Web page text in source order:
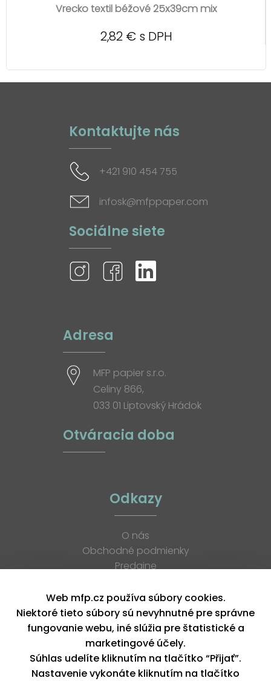
Vrecko textil béžové 25x39cm mix
2,82 € s DPH
Kontaktujte nás
+421 910 454 755
infosk@mfppaper.com
Sociálne siete
Adresa
MFP papier s.r.o.
Celiny 866,
033 01 Liptovský Hrádok
Otváracia doba
Odkazy
O nás
Obchodné podmienky
Predajne
K stiahnutiu
Blog
Kontakt
Kariéra
XML feed
Web mfp.cz používa súbory cookies.
Niektoré tieto súbory sú nevyhnutné pre správne
fungovanie webu, iné slúžia pre štatistické a
marketingové účely.
Súhlas udelíte kliknutím na tlačítko “Přijať”.
Nastavenie vykonáte kliknutím na tlačítko